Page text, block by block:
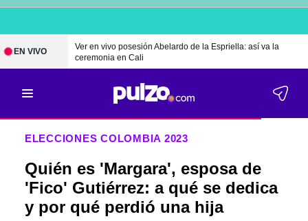
EN VIVO
Ver en vivo posesión Abelardo de la Espriella: así va la
ceremonia en Cali
ELECCIONES COLOMBIA 2023
Quién es 'Margara', esposa de
'Fico' Gutiérrez: a qué se dedica
y por qué perdió una hija